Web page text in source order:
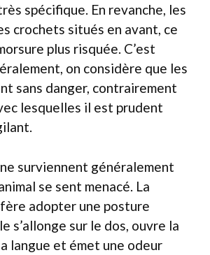
spécifique. En revanche, les
crochets situés en avant, ce
plus risquée. C’est
on considère que les
sans danger, contrairement
lesquelles il est prudent
surviennent généralement
se sent menacé. La
adopter une posture
s’allonge sur le dos, ouvre la
langue et émet une odeur